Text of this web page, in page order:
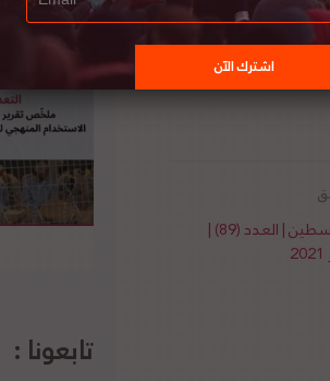
تقرير المشهد الحقوقي لفلسطين | العدد (89) |
تابعونا :